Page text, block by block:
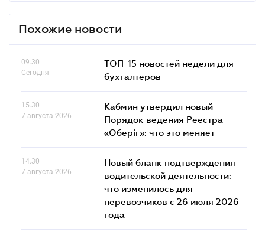
Похожие новости
09.30
Сегодня
ТОП-15 новостей недели для
бухгалтеров
15.30
7 августа 2026
Кабмин утвердил новый
Порядок ведения Реестра
«Оберіг»: что это меняет
14.30
7 августа 2026
Новый бланк подтверждения
водительской деятельности:
что изменилось для
перевозчиков с 26 июля 2026
года